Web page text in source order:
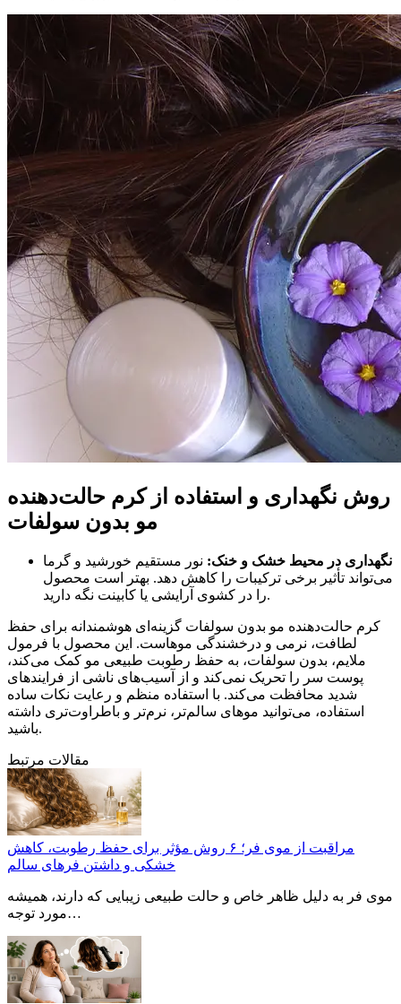
روش نگهداری و استفاده از کرم حالت‌دهنده
مو بدون سولفات
نگهداری در محیط خشک و خنک: نور مستقیم خورشید و گرما
می‌تواند تأثیر برخی ترکیبات را کاهش دهد. بهتر است محصول
را در کشوی آرایشی یا کابینت نگه دارید.
کرم حالت‌دهنده مو بدون سولفات گزینه‌ای هوشمندانه برای حفظ
لطافت، نرمی و درخشندگی موهاست. این محصول با فرمول
ملایم، بدون سولفات، به حفظ رطوبت طبیعی مو کمک می‌کند،
پوست سر را تحریک نمی‌کند و از آسیب‌های ناشی از فرایندهای
شدید محافظت می‌کند. با استفاده منظم و رعایت نکات ساده
استفاده، می‌توانید موهای سالم‌تر، نرم‌تر و باطراوت‌تری داشته
باشید.
مقالات مرتبط
مراقبت از موی فر؛ ۶ روش مؤثر برای حفظ رطوبت، کاهش
خشکی و داشتن فرهای سالم
موی فر به دلیل ظاهر خاص و حالت طبیعی زیبایی که دارند، همیشه
مورد توجه…